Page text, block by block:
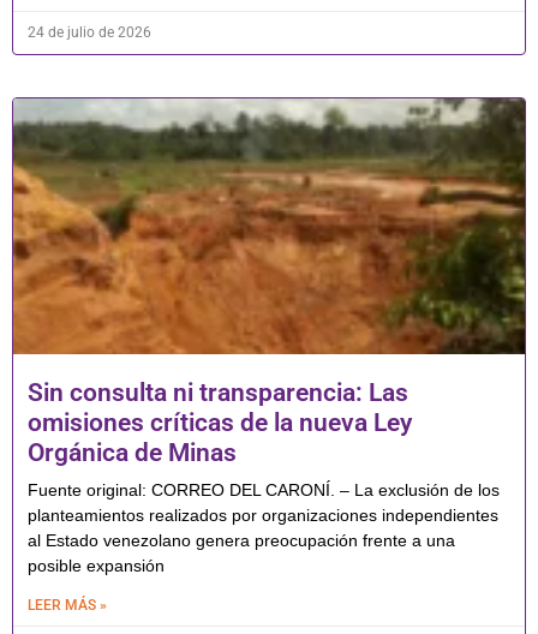
24 de julio de 2026
Sin consulta ni transparencia: Las
omisiones críticas de la nueva Ley
Orgánica de Minas
Fuente original: CORREO DEL CARONÍ. – La exclusión de los
planteamientos realizados por organizaciones independientes
al Estado venezolano genera preocupación frente a una
posible expansión
LEER MÁS »